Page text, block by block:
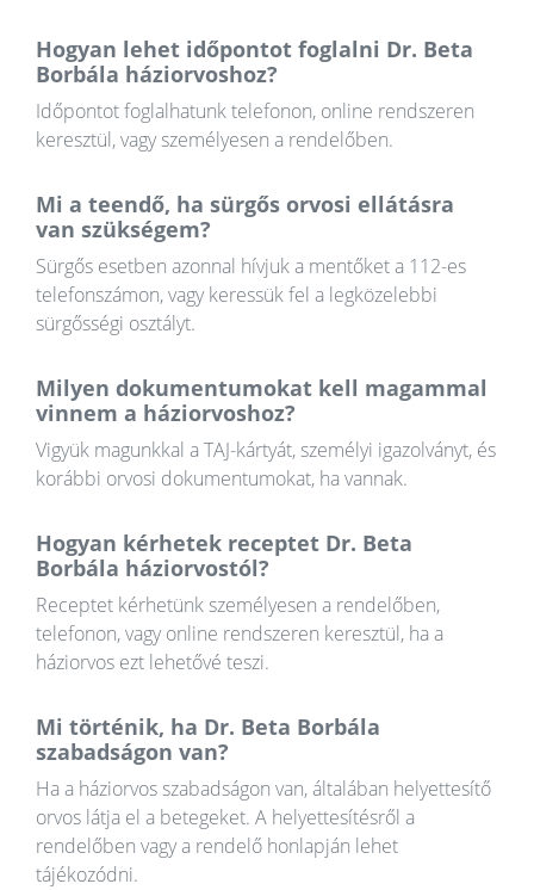
Hogyan lehet időpontot foglalni Dr. Beta
Borbála háziorvoshoz?
Időpontot foglalhatunk telefonon, online rendszeren
keresztül, vagy személyesen a rendelőben.
Mi a teendő, ha sürgős orvosi ellátásra
van szükségem?
Sürgős esetben azonnal hívjuk a mentőket a 112-es
telefonszámon, vagy keressük fel a legközelebbi
sürgősségi osztályt.
Milyen dokumentumokat kell magammal
vinnem a háziorvoshoz?
Vigyük magunkkal a TAJ-kártyát, személyi igazolványt, és
korábbi orvosi dokumentumokat, ha vannak.
Hogyan kérhetek receptet Dr. Beta
Borbála háziorvostól?
Receptet kérhetünk személyesen a rendelőben,
telefonon, vagy online rendszeren keresztül, ha a
háziorvos ezt lehetővé teszi.
Mi történik, ha Dr. Beta Borbála
szabadságon van?
Ha a háziorvos szabadságon van, általában helyettesítő
orvos látja el a betegeket. A helyettesítésről a
rendelőben vagy a rendelő honlapján lehet
tájékozódni.